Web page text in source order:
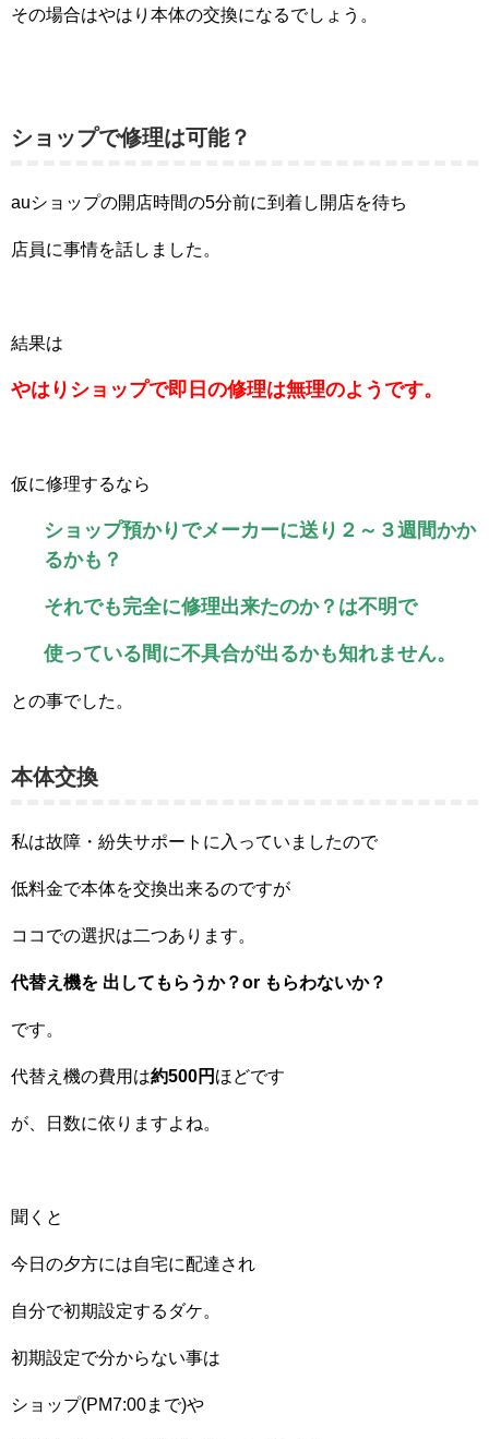
その場合はやはり本体の交換になるでしょう。
ショップで修理は可能？
auショップの開店時間の5分前に到着し開店を待ち
店員に事情を話しました。
結果は
やはりショップで即日の修理は無理のようです。
仮に修理するなら
ショップ預かりでメーカーに送り２～３週間かか
るかも？
それでも完全に修理出来たのか？は不明で
使っている間に不具合が出るかも知れません。
との事でした。
本体交換
私は故障・紛失サポートに入っていましたので
低料金で本体を交換出来るのですが
ココでの選択は二つあります。
代替え機を 出してもらうか？or もらわないか？
です。
代替え機の費用は約500円 ほどです
が、日数に依りますよね。
聞くと
今日の夕方には自宅に配達され
自分で初期設定するダケ。
初期設定で分からない事は
ショップ(PM7:00まで)や